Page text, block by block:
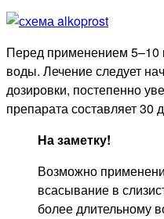
Перед применением 5–10
воды. Лечение следует
дозировки, постепенно
препарата составляет 30
На заметку!
Возможно
всасывание в
более длительному